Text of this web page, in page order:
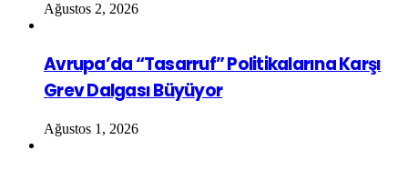
Ağustos 2, 2026
Avrupa’da “Tasarruf” Politikalarına Karşı
Grev Dalgası Büyüyor
Ağustos 1, 2026